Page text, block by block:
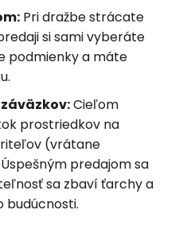
Pri dražbe strácate
si sami vyberáte
podmienky a máte
Cieľom
prostriedkov na
(vrátane
predajom sa
sa zbaví ťarchy a
budúcnosti.